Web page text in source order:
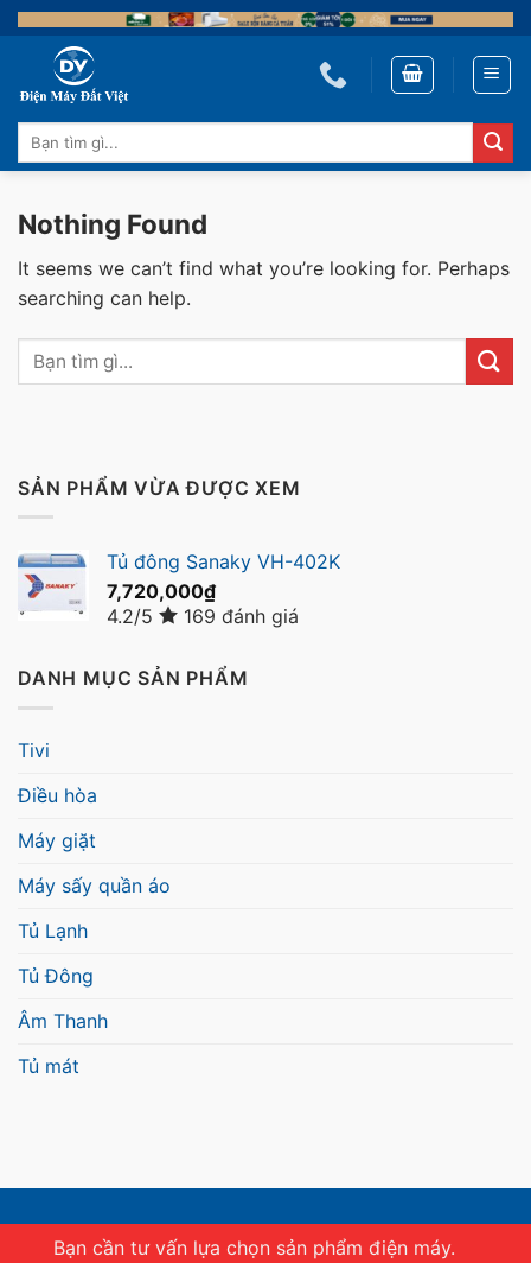
Skip
to
content
Tìm
kiếm:
Nothing Found
It seems we can’t find what you’re looking for. Perhaps
searching can help.
SẢN PHẨM VỪA ĐƯỢC XEM
Tủ đông Sanaky VH-402K
7,720,000₫
4.2/5
169 đánh giá
DANH MỤC SẢN PHẨM
Tivi
Điều hòa
Máy giặt
Máy sấy quần áo
Tủ Lạnh
Tủ Đông
Âm Thanh
Tủ mát
Bạn cần tư vấn lựa chọn sản phẩm điện máy.